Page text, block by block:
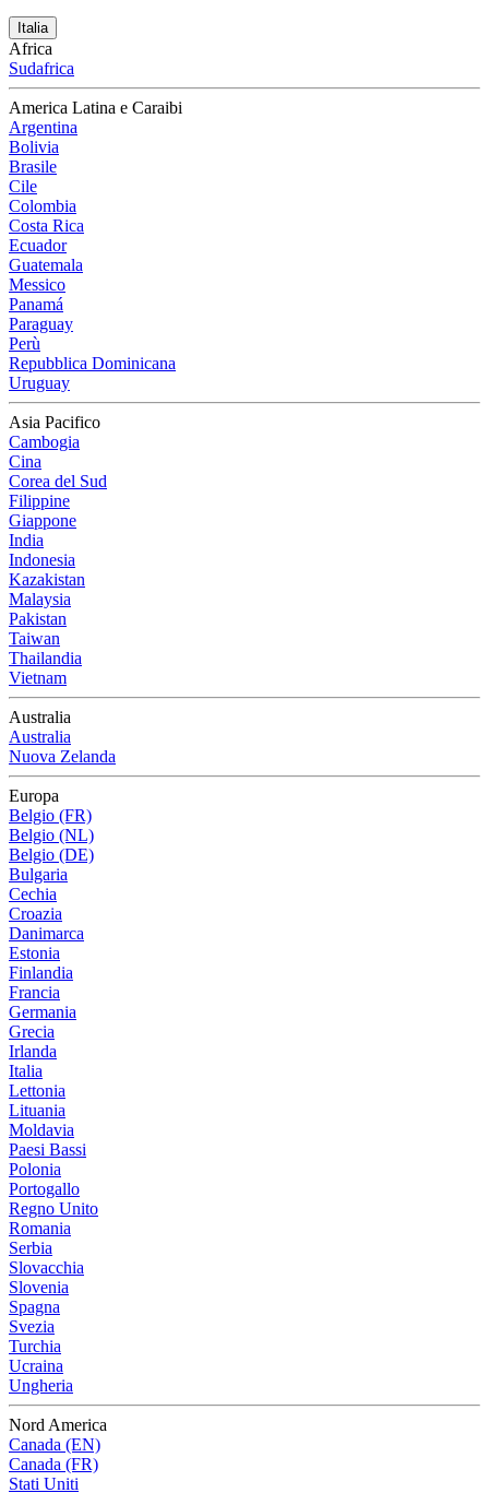
Italia
Africa
Sudafrica
America Latina e Caraibi
Argentina
Bolivia
Brasile
Cile
Colombia
Costa Rica
Ecuador
Guatemala
Messico
Panamá
Paraguay
Perù
Repubblica Dominicana
Uruguay
Asia Pacifico
Cambogia
Cina
Corea del Sud
Filippine
Giappone
India
Indonesia
Kazakistan
Malaysia
Pakistan
Taiwan
Thailandia
Vietnam
Australia
Australia
Nuova Zelanda
Europa
Belgio (FR)
Belgio (NL)
Belgio (DE)
Bulgaria
Cechia
Croazia
Danimarca
Estonia
Finlandia
Francia
Germania
Grecia
Irlanda
Italia
Lettonia
Lituania
Moldavia
Paesi Bassi
Polonia
Portogallo
Regno Unito
Romania
Serbia
Slovacchia
Slovenia
Spagna
Svezia
Turchia
Ucraina
Ungheria
Nord America
Canada (EN)
Canada (FR)
Stati Uniti